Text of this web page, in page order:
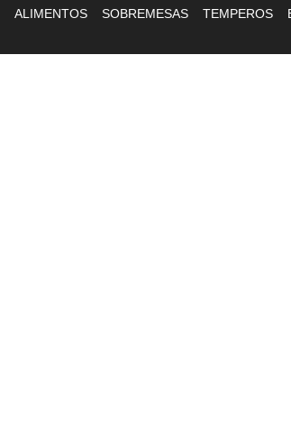
ALIMENTOS SOBREMESAS TEMPEROS